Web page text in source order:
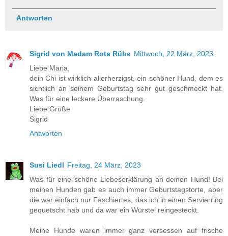
Antworten
Sigrid von Madam Rote Rübe Mittwoch, 22 März, 2023
Liebe Maria,
dein Chi ist wirklich allerherzigst, ein schöner Hund, dem es
sichtlich an seinem Geburtstag sehr gut geschmeckt hat.
Was für eine leckere Überraschung.
Liebe Grüße
Sigrid
Antworten
Susi Liedl Freitag, 24 März, 2023
Was für eine schöne Liebeserklärung an deinen Hund! Bei
meinen Hunden gab es auch immer Geburtstagstorte, aber
die war einfach nur Faschiertes, das ich in einen Servierring
gequetscht hab und da war ein Würstel reingesteckt.
Meine Hunde waren immer ganz versessen auf frische